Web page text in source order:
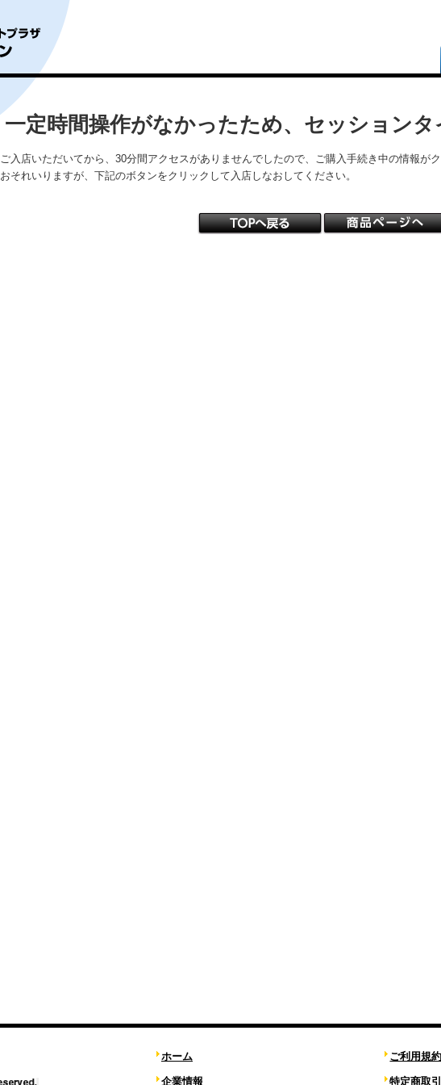
一定時間操作がなかったため、セッションタ
ご入店いただいてから、30分間アクセスがありませんでしたので、ご購入手続き中の情報がク
おそれいりますが、下記のボタンをクリックして入店しなおしてください。
ホーム
企業情報
ご利用規約
特定商取